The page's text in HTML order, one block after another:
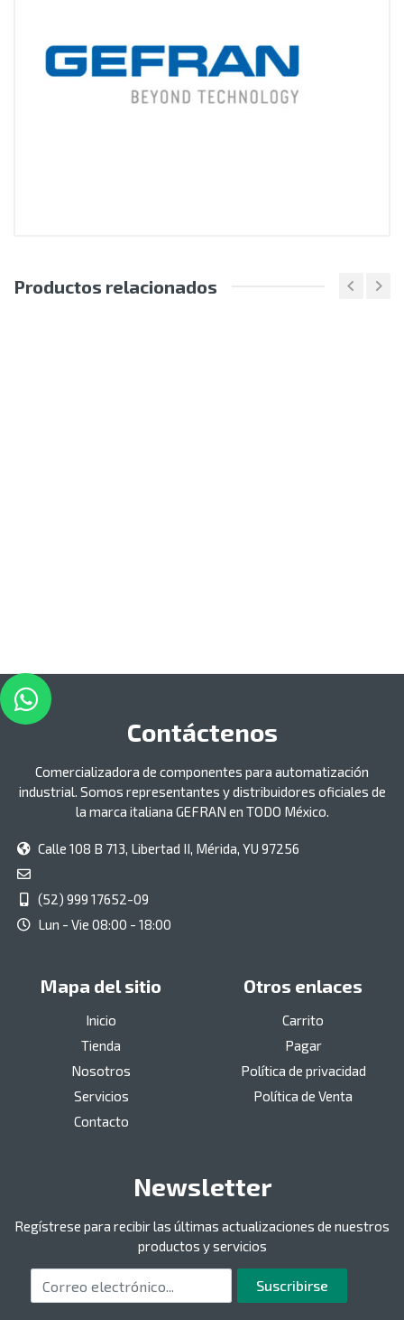
Productos relacionados
Contáctenos
Comercializadora de componentes para automatización
industrial. Somos representantes y distribuidores oficiales de
la marca italiana GEFRAN en TODO México.
Calle 108 B 713, Libertad II, Mérida, YU 97256
(52) 999 17652-09
Lun - Vie 08:00 - 18:00
Mapa del sitio
Inicio
Tienda
Nosotros
Servicios
Contacto
Otros enlaces
Carrito
Pagar
Política de privacidad
Política de Venta
Newsletter
Regístrese para recibir las últimas actualizaciones de nuestros
productos y servicios
Correo electrónico Suscribirse